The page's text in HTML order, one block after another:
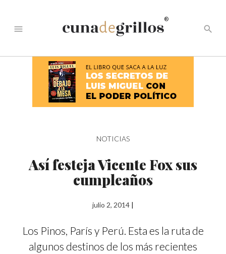
menu
®
search
NOTICIAS
Así festeja Vicente Fox sus
cumpleaños
julio 2, 2014 |
Los Pinos, París y Perú. Esta es la ruta de
algunos destinos de los más recientes